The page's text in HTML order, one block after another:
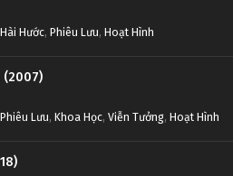
Hài Hước, Phiêu Lưu, Hoạt Hình
(2007)
Phiêu Lưu, Khoa Học, Viễn Tưởng, Hoạt Hình